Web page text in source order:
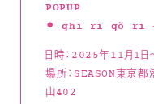
POPUP
⚫︎ ghi ri gò ri –
日時：2025年11月
場所：SEASON東京
山402